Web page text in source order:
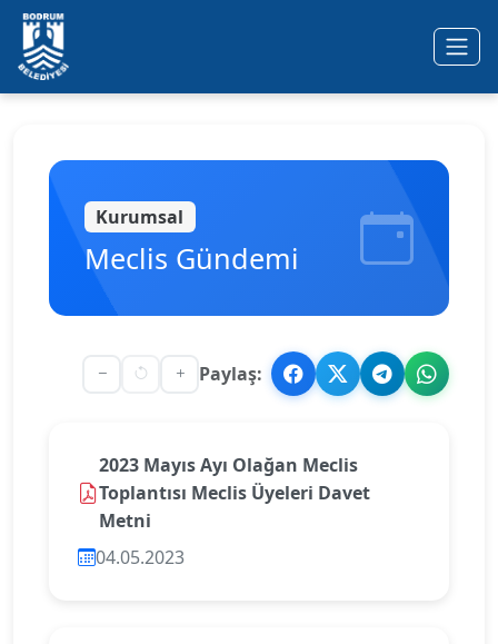
Ana içeriğe geç
Kurumsal
Meclis Gündemi
Paylaş:
2023 Mayıs Ayı Olağan Meclis
Toplantısı Meclis Üyeleri Davet
Metni
04.05.2023